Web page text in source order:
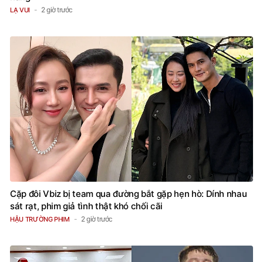
LẠ VUI 2 giờ trước
Cặp đôi Vbiz bị team qua đường bắt gặp hẹn hò: Dính nhau
sát rạt, phim giả tình thật khó chối cãi
HẬU TRƯỜNG PHIM 2 giờ trước